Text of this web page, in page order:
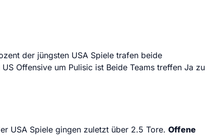
der jüngsten USA Spiele trafen beide
Offensive um Pulisic ist Beide Teams treffen Ja zu
USA Spiele gingen zuletzt über 2.5 Tore. Offene